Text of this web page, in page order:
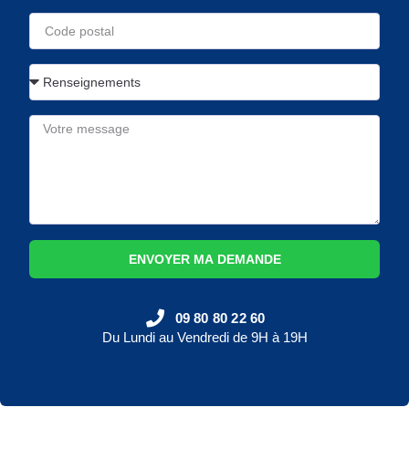
ENVOYER MA DEMANDE
09 80 80 22 60
Du Lundi au Vendredi de 9H à 19H